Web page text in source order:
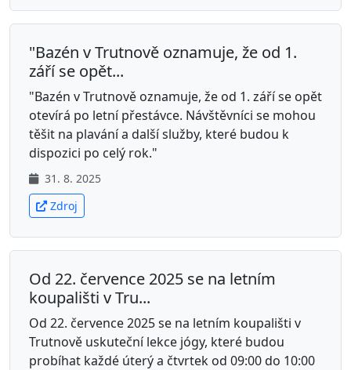
"Bazén v Trutnově oznamuje, že od 1.
září se opět...
"Bazén v Trutnově oznamuje, že od 1. září se opět
otevírá po letní přestávce. Návštěvníci se mohou
těšit na plavání a další služby, které budou k
dispozici po celý rok."
31. 8. 2025
Zdroj
Od 22. července 2025 se na letním
koupališti v Tru...
Od 22. července 2025 se na letním koupališti v
Trutnově uskuteční lekce jógy, které budou
probíhat každé úterý a čtvrtek od 09:00 do 10:00